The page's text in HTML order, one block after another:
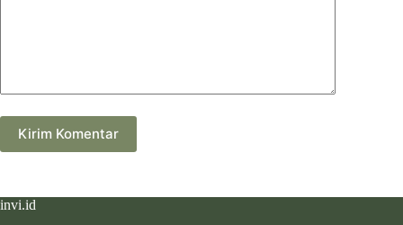
Kirim Komentar
invi.id